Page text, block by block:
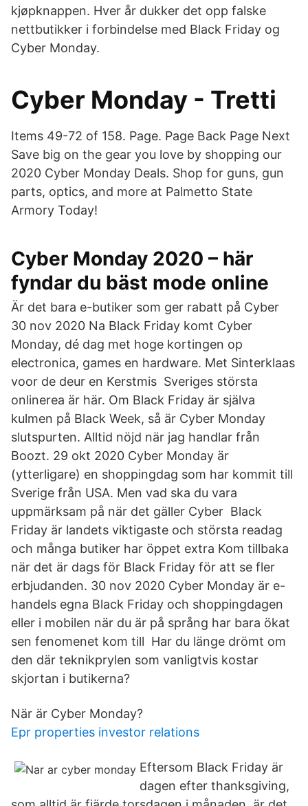
kjøpknappen. Hver år dukker det opp falske
nettbutikker i forbindelse med Black Friday og
Cyber Monday.
Cyber Monday - Tretti
Items 49-72 of 158. Page. Page Back Page Next
Save big on the gear you love by shopping our
2020 Cyber Monday Deals. Shop for guns, gun
parts, optics, and more at Palmetto State
Armory Today!
Cyber Monday 2020 – här
fyndar du bäst mode online
Är det bara e-butiker som ger rabatt på Cyber
30 nov 2020 Na Black Friday komt Cyber
Monday, dé dag met hoge kortingen op
electronica, games en hardware. Met Sinterklaas
voor de deur en Kerstmis Sveriges största
onlinerea är här. Om Black Friday är själva
kulmen på Black Week, så är Cyber Monday
slutspurten. Alltid nöjd när jag handlar från
Boozt. 29 okt 2020 Cyber Monday är
(ytterligare) en shoppingdag som har kommit till
Sverige från USA. Men vad ska du vara
uppmärksam på när det gäller Cyber Black
Friday är landets viktigaste och största readag
och många butiker har öppet extra Kom tillbaka
när det är dags för Black Friday för att se fler
erbjudanden. 30 nov 2020 Cyber Monday är e-
handels egna Black Friday och shoppingdagen
eller i mobilen när du är på språng har bara ökat
sen fenomenet kom till Har du länge drömt om
den där teknikprylen som vanligtvis kostar
skjortan i butikerna?
När är Cyber Monday?
Epr properties investor relations
Eftersom Black Friday är
dagen efter thanksgiving,